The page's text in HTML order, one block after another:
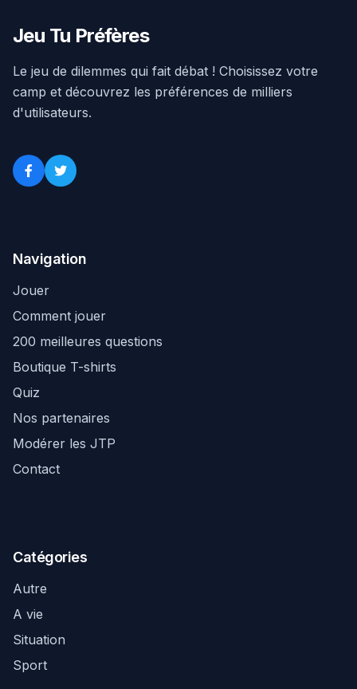
Jeu Tu Préfères
Le jeu de dilemmes qui fait débat ! Choisissez votre
camp et découvrez les préférences de milliers
d'utilisateurs.
Navigation
Jouer
Comment jouer
200 meilleures questions
Boutique T-shirts
Quiz
Nos partenaires
Modérer les JTP
Contact
Catégories
Autre
A vie
Situation
Sport